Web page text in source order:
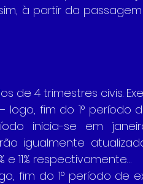
à partir da
de 4 trimestres civis.
logo, fim do 1° período
inicia-se em
igualmente
e 11% respectivamente…
fim do 1° período de